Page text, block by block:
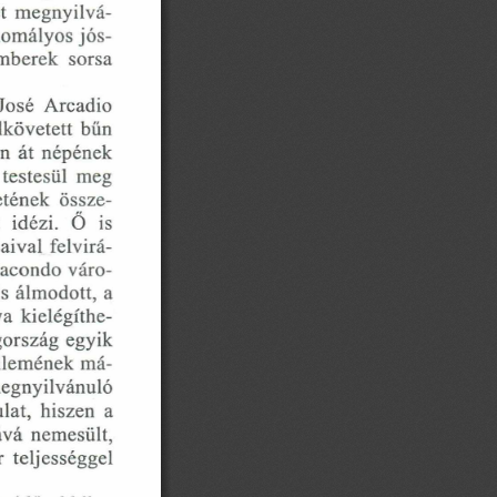
megnyilvá­
jós­
sorsa
Arcadio
bűn
át  népének
meg
össze­
idézi.  O  is
felvirá­
váro­
álmodott,  a
kielégíthe­
egyik
má­
hiszen  a
nemesült,
teljességgel